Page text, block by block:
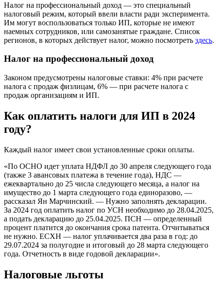
Налог на профессиональный доход — это специальный
налоговый режим, который ввели власти ради эксперимента.
Им могут воспользоваться только ИП, которые не имеют
наемных сотрудников, или самозанятые граждане. Список
регионов, в которых действует налог, можно посмотреть здесь.
Налог на профессиональный доход
Законом предусмотрены налоговые ставки: 4% при расчете
налога с продаж физлицам, 6% — при расчете налога с
продаж организациям и ИП.
Как оплатить налоги для ИП в 2024
году?
Каждый налог имеет свои установленные сроки оплаты.
«По ОСНО идет уплата НДФЛ до 30 апреля следующего года
(также 3 авансовых платежа в течение года), НДС —
ежеквартально до 25 числа следующего месяца, а налог на
имущество до 1 марта следующего года единоразово, —
рассказал Ян Марчинский. — Нужно заполнять декларации.
За 2024 год оплатить налог по УСН необходимо до 28.04.2025,
а подать декларацию до 25.04.2025. ПСН — определенный
процент платится до окончания срока патента. Отчитываться
не нужно. ЕСХН — налог уплачивается два раза в год: до
29.07.2024 за полугодие и итоговый до 28 марта следующего
года. Отчетность в виде годовой декларации».
Налоговые льготы